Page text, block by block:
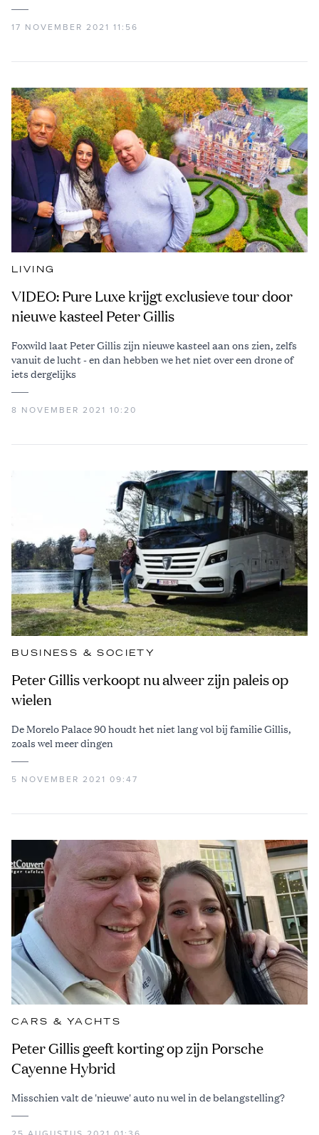
17 NOVEMBER 2021 11:56
LIVING
VIDEO: Pure Luxe krijgt exclusieve tour door
nieuwe kasteel Peter Gillis
Foxwild laat Peter Gillis zijn nieuwe kasteel aan ons zien, zelfs
vanuit de lucht - en dan hebben we het niet over een drone of
iets dergelijks
8 NOVEMBER 2021 10:20
BUSINESS & SOCIETY
Peter Gillis verkoopt nu alweer zijn paleis op
wielen
De Morelo Palace 90 houdt het niet lang vol bij familie Gillis,
zoals wel meer dingen
5 NOVEMBER 2021 09:47
CARS & YACHTS
Peter Gillis geeft korting op zijn Porsche
Cayenne Hybrid
Misschien valt de 'nieuwe' auto nu wel in de belangstelling?